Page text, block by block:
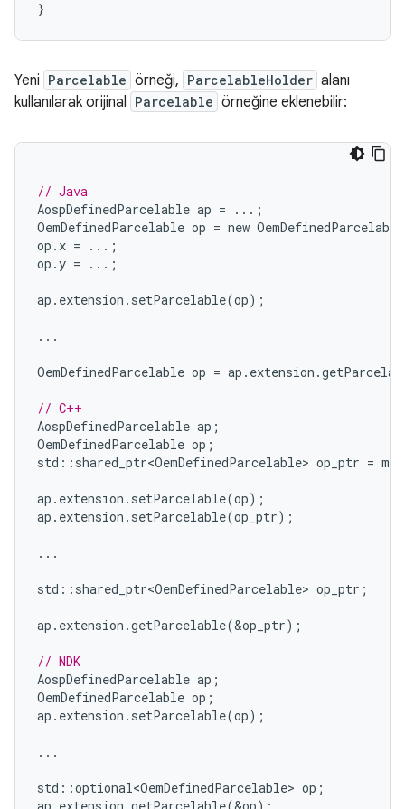
Yeni Parcelable örneği, ParcelableHolder alanı
kullanılarak orijinal Parcelable örneğine eklenebilir:
// Java
AospDefinedParcelable ap =
...;
OemDefinedParcelable op = new OemDefinedParcelable
op . x =
...;
op .y = ...;
ap . extension . setParcelable(op);
...
OemDefinedParcelable op = ap . extension .
// C++
AospDefinedParcelable ap ;
OemDefinedParcelable op ;
std :: shared_ptr<OemDefinedParcelable> op_ptr =
ap . extension . setParcelable(op);
ap . extension . setParcelable(op_ptr);
...
std :: shared_ptr<OemDefinedParcelable> op_ptr ;
ap . extension .getParcelable(&op_ptr);
// NDK
AospDefinedParcelable ap ;
OemDefinedParcelable op ;
ap . extension . setParcelable(op);
...
std ::optional<OemDefinedParcelable> op ;